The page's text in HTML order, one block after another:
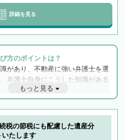
詳細を見る
方のポイントは？
があり、不動産に強い弁護士を選
弁護士自身にこうした知識がある
の連携もスムーズに進み、トラブル
ず相続をトータルで任せることが
た、相続は感情がからむ分野なの
グも重要です。実際に電話や面談
士と会話をしてウマが合う方に依
もっと見る
税の節税にも配慮した遺産分
いたします